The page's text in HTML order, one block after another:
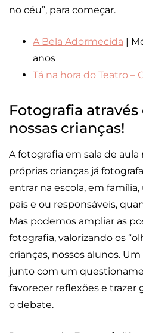
no céu”, para começar.
A Bela Adormecida |
anos
Tá na hora do Teatro –
Fotografia através
nossas crianças!
A fotografia em sala de aula
próprias crianças já
entrar na escola, em
pais e ou responsáveis,
Mas podemos ampliar as
fotografia, valorizando os
crianças, nossos alunos.
junto com um
favorecer reflexões e trazer
o debate.